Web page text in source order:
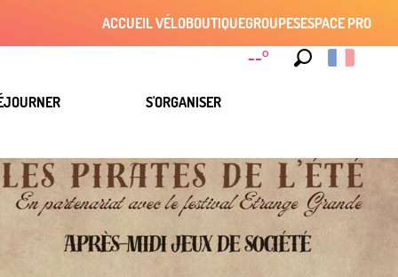
--°
ACCUEIL VÉLOBOUTIQUEGROUPESESPACE PRO
S'ORGANISER